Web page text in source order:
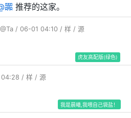
key-here",
:
100
嚻 推荐的这家。
@Ta / 06-01 04:10 / 样 / 源
虎友高配版(绿色)
/ 样 / 源
我是晨曦,我喂自己袋盐！